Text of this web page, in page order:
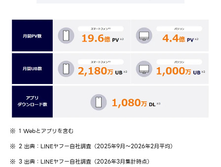
1 Webとアプリを含む
2 出典：LINEヤフー自社調査（2025年9月～2026年2月平均）
3 出典：LINEヤフー自社調査（2026年3月集計時点）